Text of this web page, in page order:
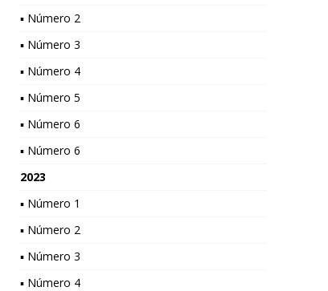
▪ Número 2
▪ Número 3
▪ Número 4
▪ Número 5
▪ Número 6
▪ Número 6
2023
▪ Número 1
▪ Número 2
▪ Número 3
▪ Número 4